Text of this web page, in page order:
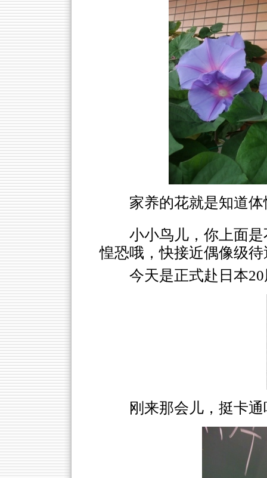
家养的花就是知道
小小鸟儿，你上面
惶恐哦，快接近偶像级
今天是正式赴日本
刚来那会儿，挺卡